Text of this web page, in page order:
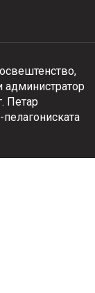
администратор
Петар